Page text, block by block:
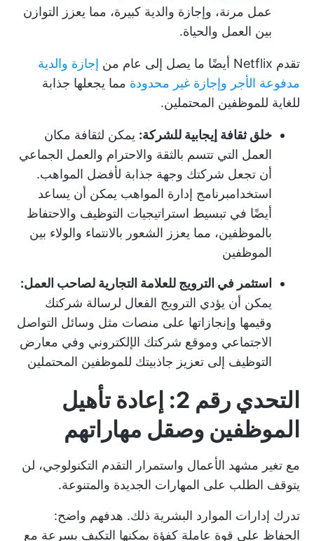
عمل مرنة، وإجازة والدية كبيرة، مما يعزز التوازن
بين العمل والحياة.
تقدم Netflix أيضًا ما يصل إلى عام من
إجازة والدية
مدفوعة الأجر وإجازة غير محدودة مما يجعلها جذابة
للغاية للموظفين المحتملين.
خلق ثقافة إيجابية للشركة: يمكن لثقافة مكان
العمل التي تتسم بالثقة والاحترام والعمل الجماعي
أن تجعل شركتك وجهة جذابة لأفضل المواهب.
استخدامبرنامج إدارة المواهب يمكن أن يساعد
أيضًا في تبسيط استراتيجيات التوظيف والاحتفاظ
بالموظفين، مما يعزز الشعور بالانتماء والولاء بين
الموظفين
استثمر في الترويج للعلامة التجارية لصاحب العمل:
يمكن أن يؤدي الترويج الفعال لرسالة شركتك
وقيمها وإنجازاتها على منصات مثل وسائل التواصل
الاجتماعي وموقع شركتك الإلكتروني وفي معارض
التوظيف إلى تعزيز جاذبيتك للموظفين المحتملين
التحدي رقم 2: إعادة تأهيل
الموظفين وصقل مهاراتهم
مع تغير مشهد الأعمال واستمرار التقدم التكنولوجي، لن
يتوقف الطلب على المهارات الجديدة والمتنوعة.
تدرك إدارات الموارد البشرية ذلك. هدفهم واضح:
الحفاظ على قوة عاملة كفؤة يمكنها التكيف بسرعة مع